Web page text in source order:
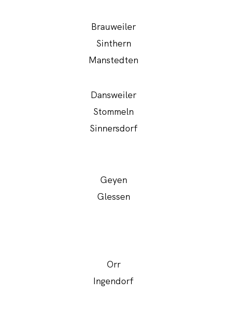
Brauweiler
Sinthern
Manstedten
Dansweiler
Stommeln
Sinnersdorf
Geyen
Glessen
Orr
Ingendorf